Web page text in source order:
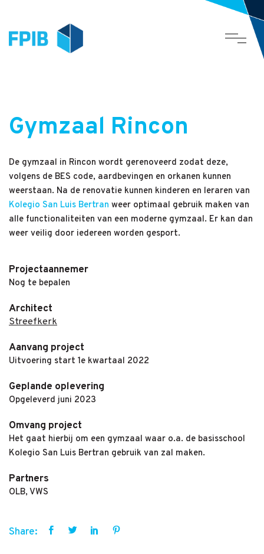
Gymzaal Rincon
De gymzaal in Rincon wordt gerenoveerd zodat deze,
volgens de BES code, aardbevingen en orkanen kunnen
weerstaan. Na de renovatie kunnen kinderen en leraren van
Kolegio San Luis Bertran weer optimaal gebruik maken van
alle functionaliteiten van een moderne gymzaal. Er kan dan
weer veilig door iedereen worden gesport.
Projectaannemer
Nog te bepalen
Architect
Streefkerk
Aanvang project
Uitvoering start 1e kwartaal 2022
Geplande oplevering
Opgeleverd juni 2023
Omvang project
Het gaat hierbij om een gymzaal waar o.a. de basisschool
Kolegio San Luis Bertran gebruik van zal maken.
Partners
OLB, VWS
Share: